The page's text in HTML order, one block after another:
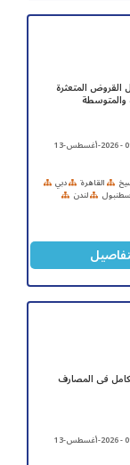
القروض المتعثرة
والمتوسطة
القاهرة دبي
لندن
فى المصارف